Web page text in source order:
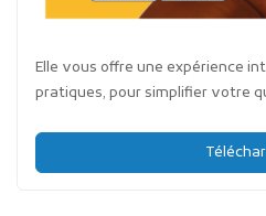
Elle vous offre une expérience
pratiques, pour simplifier votre